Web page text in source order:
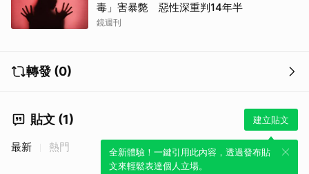
毒」害暴斃 惡性深重判14年半
鏡週刊
轉發 (0)
貼文 (1) 建立貼文
全新體驗！一鍵引用此內容，透過發布貼
文來輕鬆表達個人立場。
最新 熱門